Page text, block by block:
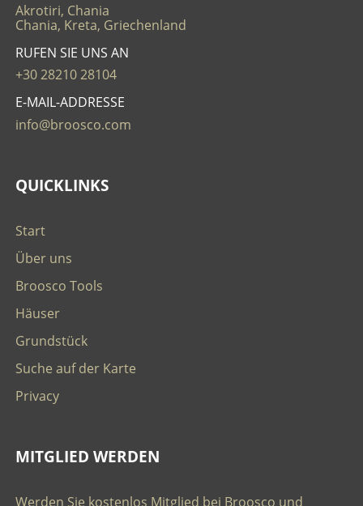
Akrotiri, Chania
Chania, Kreta, Griechenland
RUFEN SIE UNS AN
+30 28210 28104
E-MAIL-ADDRESSE
info@broosco.com
QUICKLINKS
Start
Über uns
Broosco Tools
Häuser
Grundstück
Suche auf der Karte
Privacy
MITGLIED WERDEN
Werden Sie kostenlos Mitglied bei Broosco und